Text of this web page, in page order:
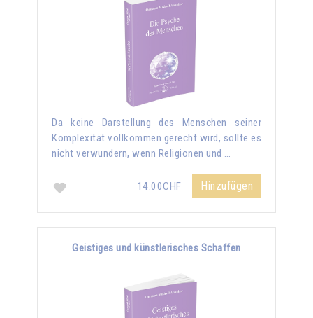
Da keine Darstellung des Menschen seiner
Komplexität vollkommen gerecht wird, sollte es
nicht verwundern, wenn Religionen und …
14.00CHF Hinzufügen
Geistiges und künstlerisches Schaffen